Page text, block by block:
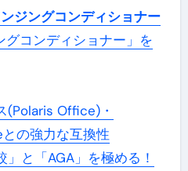
ジングコンディショナー
グコンディショナー」を
(Polaris Office)・
の強力な互換性
」と「AGA」を極める！